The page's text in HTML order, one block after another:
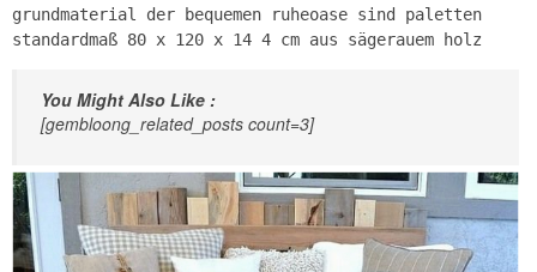
grundmaterial der bequemen ruheoase sind paletten
standardmaß 80 x 120 x 14 4 cm aus sägerauem holz
You Might Also Like :
[gembloong_related_posts count=3]